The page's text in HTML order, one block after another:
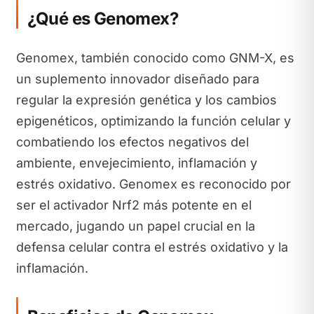
¿Qué es Genomex?
Genomex, también conocido como GNM-X, es
un suplemento innovador diseñado para
regular la expresión genética y los cambios
epigenéticos, optimizando la función celular y
combatiendo los efectos negativos del
ambiente, envejecimiento, inflamación y
estrés oxidativo. Genomex es reconocido por
ser el activador Nrf2 más potente en el
mercado, jugando un papel crucial en la
defensa celular contra el estrés oxidativo y la
inflamación.